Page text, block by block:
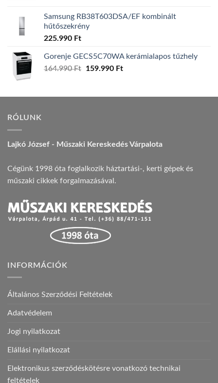
Samsung RB38T603DSA/EF kombinált
hűtőszekrény
225.990 Ft
Gorenje GECS5C70WA kerámialapos tűzhely
164.990Ft
Original
164.990 Ft.
159.990 FtCurrent
159.990 Ft.
RÓLUNK
Lajkó József - Műszaki Kereskedés Várpalota
Cégünk 1998 óta foglalkozik háztartási-, kerti gépek és
műszaki cikkek forgalmazásával.
INFORMÁCIÓK
Általános Szerződési Feltételek
Adatvédelem
Jogi nyilatkozat
Elállási nyilatkozat
Elektronikus szerződéskötésre vonatkozó technikai
feltételek